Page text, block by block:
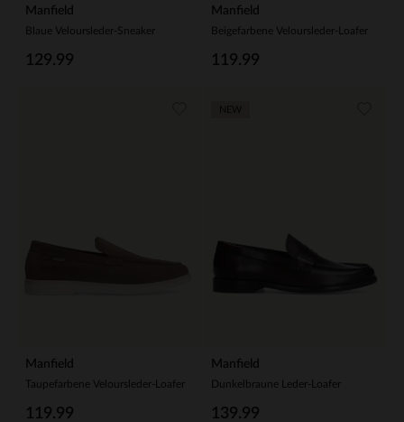
Manfield
Blaue Veloursleder-Sneaker
129.99
Manfield
Beigefarbene Veloursleder-Loafer
119.99
Manfield
Taupefarbene Veloursleder-Loafer
119.99
Manfield
Dunkelbraune Leder-Loafer
139.99